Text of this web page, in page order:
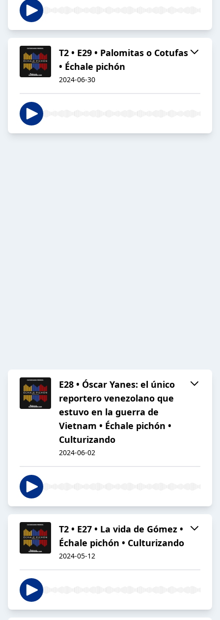
T2 • E29 • Palomitas o Cotufas
• Échale pichón
2024-06-30
E28 • Óscar Yanes: el único
reportero venezolano que
estuvo en la guerra de
Vietnam • Échale pichón •
Culturizando
2024-06-02
T2 • E27 • La vida de Gómez •
Échale pichón • Culturizando
2024-05-12